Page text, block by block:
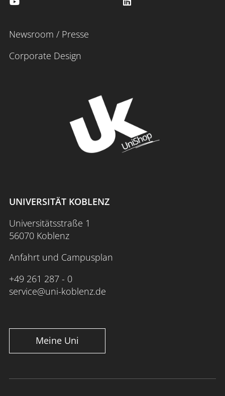
Newsroom / Presse
Corporate Design
UNIVERSITÄT KOBLENZ
Universitätsstraße 1
56070 Koblenz
Anfahrt und Campusplan
+49 261 287 - 0
service@uni-koblenz.de
Meine Uni